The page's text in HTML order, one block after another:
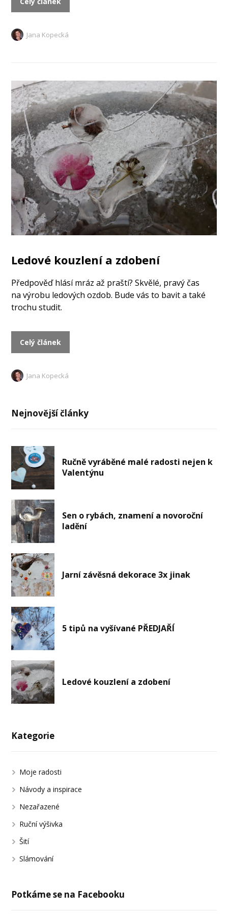
Jana Kopecká
Ledové kouzlení a zdobení
Předpověď hlásí mráz až praští? Skvělé, pravý čas
na výrobu ledových ozdob. Bude vás to bavit a také
trochu studit.
Celý článek
Jana Kopecká
Nejnovější články
Ručně vyráběné malé radosti nejen k
Valentýnu
Sen o rybách, znamení a novoroční
ladění
Jarní závěsná dekorace 3x jinak
5 tipů na vyšívané PŘEDJAŘÍ
Ledové kouzlení a zdobení
Kategorie
Moje radosti
Návody a inspirace
Nezařazené
Ruční výšivka
Šití
Slámování
Potkáme se na Facebooku